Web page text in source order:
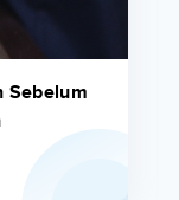
Sebelum